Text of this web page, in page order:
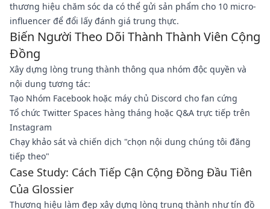
thương hiệu chăm sóc da có thể gửi sản phẩm cho 10 micro-
influencer để đổi lấy đánh giá trung thực.
Biến Người Theo Dõi Thành Thành Viên Cộng
Đồng
Xây dựng lòng trung thành thông qua nhóm độc quyền và
nội dung tương tác:
Tạo Nhóm Facebook hoặc máy chủ Discord cho fan cứng
Tổ chức Twitter Spaces hàng tháng hoặc Q&A trực tiếp trên
Instagram
Chạy khảo sát và chiến dịch "chọn nội dung chúng tôi đăng
tiếp theo"
Case Study: Cách Tiếp Cận Cộng Đồng Đầu Tiên
Của Glossier
Thương hiệu làm đẹp xây dựng lòng trung thành như tín đồ